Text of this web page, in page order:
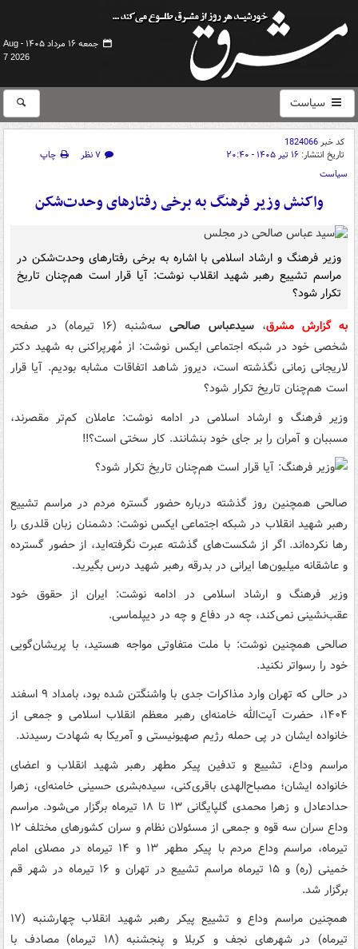
جمعه ۱۶ مرداد ۱۴۰۵ -
Aug
7 2026
سیاست
کد خبر1824066
تاریخ انتشار: ۱۶ تیر ۱۴۰۵ - ۲۰:۴۰ ۷ نظر
چاپ
سیاست
واکنش وزیر فرهنگ به برخی رفتارهای وحدت‌شکن
وزیر فرهنگ و ارشاد اسلامی با اشاره به برخی رفتارهای وحدت‌شکن در
مراسم تشییع رهبر شهید انقلاب نوشت: آیا قرار است هم‌چنان تاریخ
تکرار شود؟
به گزارش مشرق، سیدعباس صالحی
سه‌شنبه (۱۶ تیرماه) در صفحه
شخصی خود در شبکه اجتماعی ایکس نوشت: از مُهرپراکنی به شهید دکتر
لاریجانی زمانی نگذشته است، دیروز شاهد اتفاقات مشابه بودیم. آیا قرار
است هم‌چنان تاریخ تکرار شود؟
وزیر فرهنگ و ارشاد اسلامی در ادامه نوشت: عاملان کم‌تر مقصرند،
مسببان و آمران را بر جای خود بنشانند. کار سختی است؟!!
صالحی همچنین روز گذشته درباره حضور گستره مردم در مراسم تشییع
رهبر شهید انقلاب در شبکه اجتماعی ایکس نوشت: دشمنان زبان قلدری را
رها نکرده‌اند. اگر از شکست‌های گذشته عبرت نگرفته‌اید، از حضور گسترده
و عاشقانه میلیون‌ها ایرانی در بدرقه رهبر شهید درس بگیرید.
وزیر فرهنگ و ارشاد اسلامی در ادامه نوشت: ایران از حقوق خود
عقب‌نشینی نمی‌کند، چه در دفاع و چه در دیپلماسی.
صالحی همچنین نوشت: با ملت متفاوتی مواجه هستید، با پریشان‌گویی
خود را رسواتر نکنید.
در حالی که تهران وارد مذاکرات جدی با واشنگتن شده بود، بامداد ۹ اسفند
۱۴۰۴، ‌حضرت آیت‌الله خامنه‌ای رهبر معظم انقلاب اسلامی و جمعی از
خانواده ایشان در پی حمله رژیم صهیونیستی و آمریکا به شهادت رسیدند.
مراسم وداع، تشییع و تدفین پیکر مطهر رهبر شهید انقلاب و اعضای
خانواده ایشان؛ مصباح‌الهدی باقری‌کنی، سیده‌بشری حسینی خامنه‌ای، زهرا
حدادعادل و زهرا محمدی گلپایگانی ۱۳ تا ۱۸ تیرماه برگزار می‌شود. مراسم
وداع سران سه قوه و جمعی از مسئولان نظام و سران کشورهای مختلف ۱۲
تیرماه، مراسم وداع مردم با پیکر مطهر ۱۳ و ۱۴ تیرماه در مصلای امام
خمینی (ره) و ۱۵ تیرماه مراسم تشییع در تهران و ۱۶ تیرماه در شهر قم
برگزار شد.
همچنین مراسم وداع و تشییع پیکر رهبر شهید انقلاب چهارشنبه (۱۷
تیرماه) در شهرهای نجف و کربلا و پنجشنبه (۱۸ تیرماه) مصادف با